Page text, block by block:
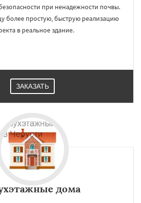
при ненадежности почвы.
более простую, быструю реализацию
в реальное здание.
ЗАКАЗАТЬ
дома